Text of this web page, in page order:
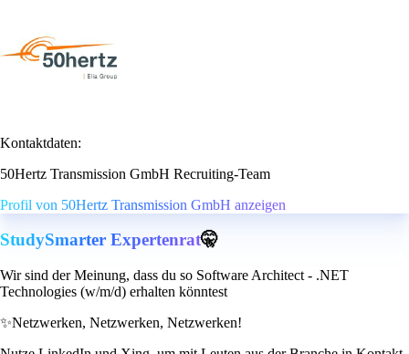
Kontaktdaten:
50Hertz Transmission GmbH Recruiting-Team
Profil von 50Hertz Transmission GmbH anzeigen
StudySmarter Expertenrat🤫
Wir sind der Meinung, dass du so Software Architect - .NET
Technologies (w/m/d) erhalten könntest
✨Netzwerken, Netzwerken, Netzwerken!